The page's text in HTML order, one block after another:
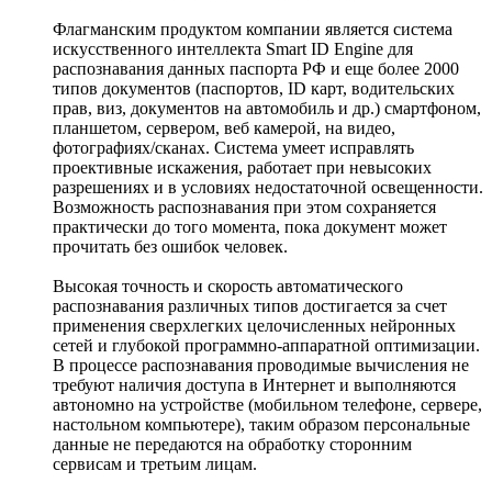
Флагманским продуктом компании является система
искусственного интеллекта Smart ID Engine для
распознавания данных паспорта РФ и еще более 2000
типов документов (паспортов, ID карт, водительских
прав, виз, документов на автомобиль и др.) смартфоном,
планшетом, сервером, веб камерой, на видео,
фотографиях/сканах. Система умеет исправлять
проективные искажения, работает при невысоких
разрешениях и в условиях недостаточной освещенности.
Возможность распознавания при этом сохраняется
практически до того момента, пока документ может
прочитать без ошибок человек.
Высокая точность и скорость автоматического
распознавания различных типов достигается за счет
применения сверхлегких целочисленных нейронных
сетей и глубокой программно-аппаратной оптимизации.
В процессе распознавания проводимые вычисления не
требуют наличия доступа в Интернет и выполняются
автономно на устройстве (мобильном телефоне, сервере,
настольном компьютере), таким образом персональные
данные не передаются на обработку сторонним
сервисам и третьим лицам.